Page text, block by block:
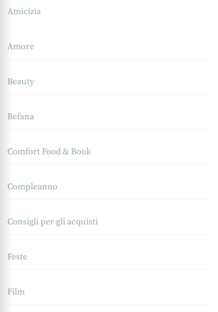
Amicizia
Amore
Beauty
Befana
Comfort Food & Book
Compleanno
Consigli per gli acquisti
Feste
Film